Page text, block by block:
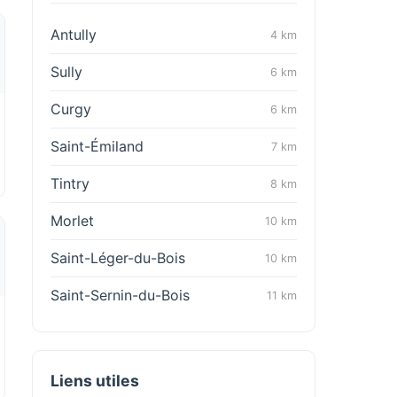
Antully 4 km
Sully 6 km
Curgy 6 km
Saint-Émiland 7 km
Tintry 8 km
Morlet 10 km
Saint-Léger-du-Bois 10 km
Saint-Sernin-du-Bois 11 km
Liens utiles